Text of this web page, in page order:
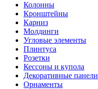
Колонны
Кронштейны
Карниз
Молдинги
Угловые элементы
Плинтуса
Розетки
Кессоны и купола
Декоративные панели
Орнаменты